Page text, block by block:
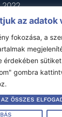
az adatok
fokozása, a
érdekében
gombra
AZ ÖSSZES
2022
2021
2020
©
– Jogi